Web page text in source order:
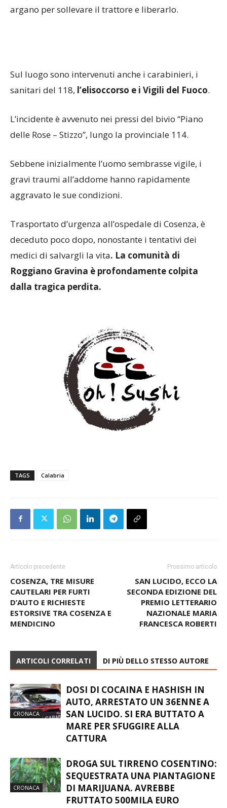
argano per sollevare il trattore e liberarlo.
Sul luogo sono intervenuti anche i carabinieri, i
sanitari del 118, l’elisoccorso e i Vigili del Fuoco.
L’incidente è avvenuto nei pressi del bivio “Piano
delle Rose – Stizzo”, lungo la provinciale 114.
Sebbene inizialmente l’uomo sembrasse vigile, i
gravi traumi all’addome hanno rapidamente
aggravato le sue condizioni.
Trasportato d’urgenza all’ospedale di Cosenza, è
deceduto poco dopo, nonostante i tentativi dei
medici di salvargli la vita. La comunità di
Roggiano Gravina è profondamente colpita
dalla tragica perdita.
TAGS Calabria
Articolo precedente
COSENZA, TRE MISURE
CAUTELARI PER FURTI
D’AUTO E RICHIESTE
ESTORSIVE TRA COSENZA E
MENDICINO
Prossimo articolo
SAN LUCIDO, ECCO LA
SECONDA EDIZIONE DEL
PREMIO LETTERARIO
NAZIONALE MARIA
FRANCESCA ROBERTI
ARTICOLI CORRELATI DI PIÙ DELLO STESSO AUTORE
CRONACA
DOSI DI COCAINA E HASHISH IN
AUTO, ARRESTATO UN 36ENNE A
SAN LUCIDO. SI ERA BUTTATO A
MARE PER SFUGGIRE ALLA
CATTURA
CRONACA
DROGA SUL TIRRENO COSENTINO:
SEQUESTRATA UNA PIANTAGIONE
DI MARIJUANA. AVREBBE
FRUTTATO 500MILA EURO